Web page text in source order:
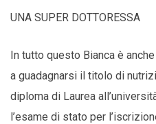
UNA SUPER DOTTORESSA
In tutto questo Bianca è
a guadagnarsi il titolo di
diploma di Laurea
l’esame di stato per